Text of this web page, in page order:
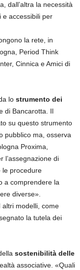
dall’altra la necessità
e accessibili per
la rete, in
Period Think
Cinnica e Amici di
lo strumento dei
di Bancarotta. Il
su questo strumento
pubblico ma, osserva
Proxima,
l’assegnazione di
le procedure
a comprendere la
diverse».
altri modelli, come
la tutela dei
sostenibilità delle
associative. «Quali